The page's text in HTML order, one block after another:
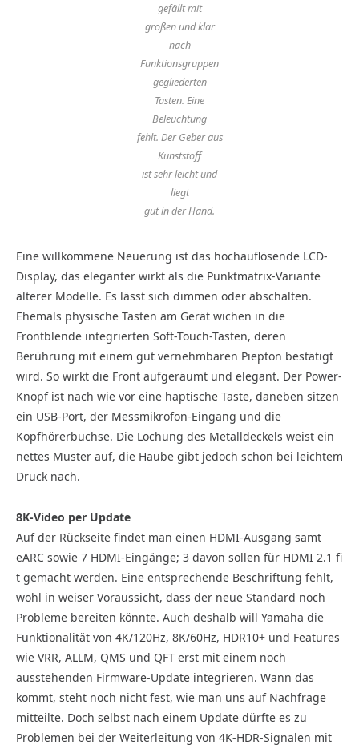
gefällt mit
großen und klar
nach
Funktionsgruppen
gegliederten
Tasten. Eine
Beleuchtung
fehlt. Der Geber aus
Kunststoff
ist sehr leicht und
liegt
gut in der Hand.
Eine willkommene Neuerung ist das hochauflösende LCD-
Display, das eleganter wirkt als die Punktmatrix-Variante
älterer Modelle. Es lässt sich dimmen oder abschalten.
Ehemals physische Tasten am Gerät wichen in die
Frontblende integrierten Soft-Touch-Tasten, deren
Berührung mit einem gut vernehmbaren Piepton bestätigt
wird. So wirkt die Front aufgeräumt und elegant. Der Power-
Knopf ist nach wie vor eine haptische Taste, daneben sitzen
ein USB-Port, der Messmikrofon-Eingang und die
Kopfhörerbuchse. Die Lochung des Metalldeckels weist ein
nettes Muster auf, die Haube gibt jedoch schon bei leichtem
Druck nach.
8K-Video per Update
Auf der Rückseite findet man einen HDMI-Ausgang samt
eARC sowie 7 HDMI-Eingänge; 3 davon sollen für HDMI 2.1 fi
t gemacht werden. Eine entsprechende Beschriftung fehlt,
wohl in weiser Voraussicht, dass der neue Standard noch
Probleme bereiten könnte. Auch deshalb will Yamaha die
Funktionalität von 4K/120Hz, 8K/60Hz, HDR10+ und Features
wie VRR, ALLM, QMS und QFT erst mit einem noch
ausstehenden Firmware-Update integrieren. Wann das
kommt, steht noch nicht fest, wie man uns auf Nachfrage
mitteilte. Doch selbst nach einem Update dürfte es zu
Problemen bei der Weiterleitung von 4K-HDR-Signalen mit